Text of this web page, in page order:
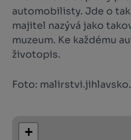
automobilisty. Jde o
majitel nazývá jako
muzeum. Ke každému
životopis.
Foto:
+